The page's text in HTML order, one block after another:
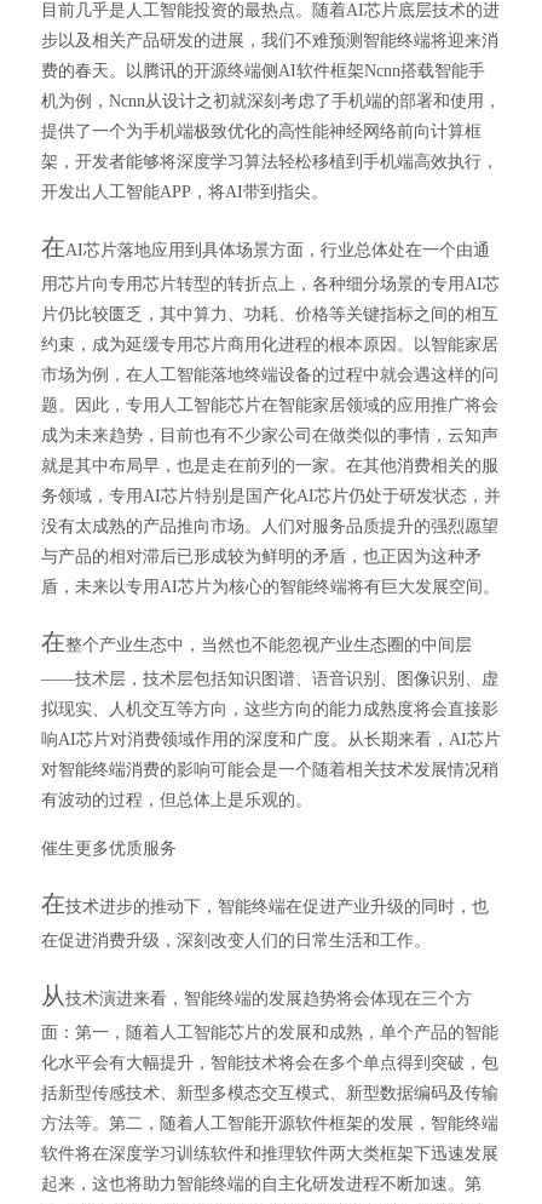
目前几乎是人工智能投资的最热点。随着AI芯片底层技术的进
步以及相关产品研发的进展，我们不难预测智能终端将迎来消
费的春天。以腾讯的开源终端侧AI软件框架Ncnn搭载智能手
机为例，Ncnn从设计之初就深刻考虑了手机端的部署和使用，
提供了一个为手机端极致优化的高性能神经网络前向计算框
架，开发者能够将深度学习算法轻松移植到手机端高效执行，
开发出人工智能APP，将AI带到指尖。
在AI芯片落地应用到具体场景方面，行业总体处在一个由通
用芯片向专用芯片转型的转折点上，各种细分场景的专用AI芯
片仍比较匮乏，其中算力、功耗、价格等关键指标之间的相互
约束，成为延缓专用芯片商用化进程的根本原因。以智能家居
市场为例，在人工智能落地终端设备的过程中就会遇这样的问
题。因此，专用人工智能芯片在智能家居领域的应用推广将会
成为未来趋势，目前也有不少家公司在做类似的事情，云知声
就是其中布局早，也是走在前列的一家。在其他消费相关的服
务领域，专用AI芯片特别是国产化AI芯片仍处于研发状态，并
没有太成熟的产品推向市场。人们对服务品质提升的强烈愿望
与产品的相对滞后已形成较为鲜明的矛盾，也正因为这种矛
盾，未来以专用AI芯片为核心的智能终端将有巨大发展空间。
在整个产业生态中，当然也不能忽视产业生态圈的中间层
——技术层，技术层包括知识图谱、语音识别、图像识别、虚
拟现实、人机交互等方向，这些方向的能力成熟度将会直接影
响AI芯片对消费领域作用的深度和广度。从长期来看，AI芯片
对智能终端消费的影响可能会是一个随着相关技术发展情况稍
有波动的过程，但总体上是乐观的。
催生更多优质服务
在技术进步的推动下，智能终端在促进产业升级的同时，也
在促进消费升级，深刻改变人们的日常生活和工作。
从 技术演进来看，智能终端的发展趋势将会体现在三个方
面：第一，随着人工智能芯片的发展和成熟，单个产品的智能
化水平会有大幅提升，智能技术将会在多个单点得到突破，包
括新型传感技术、新型多模态交互模式、新型数据编码及传输
方法等。第二，随着人工智能开源软件框架的发展，智能终端
软件将在深度学习训练软件和推理软件两大类框架下迅速发展
起来，这也将助力智能终端的自主化研发进程不断加速。第